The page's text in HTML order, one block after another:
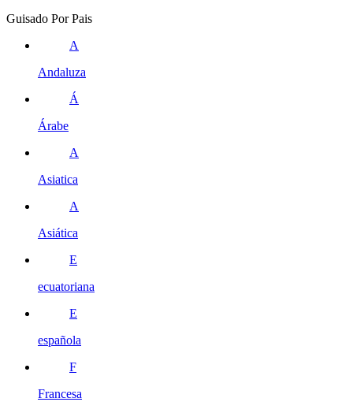
Guisado Por Pais
A
Andaluza
Á
Árabe
A
Asiatica
A
Asiática
E
ecuatoriana
E
española
F
Francesa